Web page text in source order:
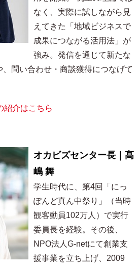
なく、実際に試しながら見
えてきた「地域ビジネスで
成果につながる活用法」が
強み。発信を通じて新たな
問い合わせ・商談獲得につなげて
紹介はこちら
オカビズセンター長｜髙
嶋 舞
学生時代に、第4回「にっ
ぽんど真ん中祭り」（当時
観客動員102万人）で実行
委員長を経験。その後、
NPO法人G-netにて創業支
援事業を立ち上げ、2009